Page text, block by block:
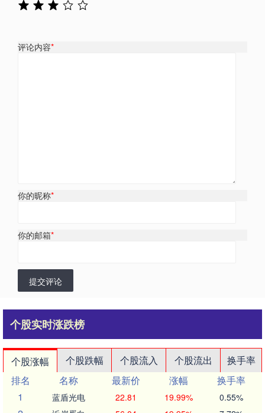
评论内容*
你的昵称*
你的邮箱*
提交评论
个股实时涨跌榜
个股涨幅 个股跌幅 个股流入 个股流出
换手率
排名
名称 最新价 涨幅
换手率
1
蓝盾光电 22.81 19.99% 0.55%